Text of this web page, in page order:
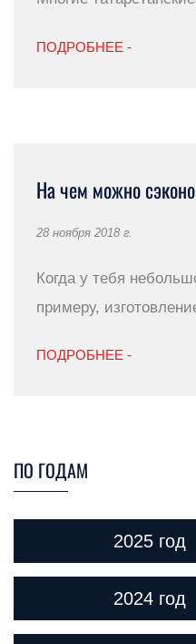
ПОДРОБНЕЕ -
На чем можно
28 ноября 2018 г.
Когда у тебя
примеру,
ПОДРОБНЕЕ -
ПО ГОДАМ
2025 год
2024 год